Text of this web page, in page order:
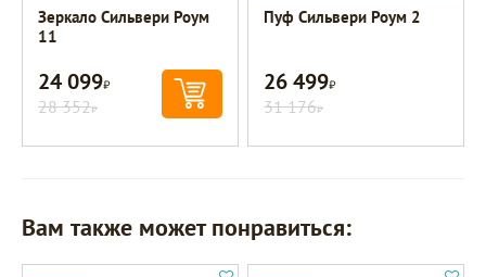
Зеркало Сильвери Роум
11
24 099Р
28 352Р
Пуф Сильвери Роум 2
26 499Р
31 176Р
Вам также может понравиться: